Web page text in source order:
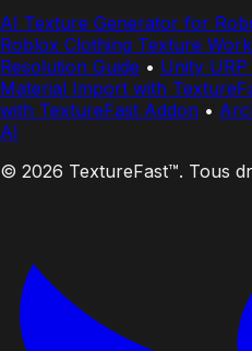
AI Texture Generator for
Roblox Clothing Texture
Resolution Guide • Unity
Material Import with
with TextureFast Addon •
AI
© 2026 TextureFast™. Tous